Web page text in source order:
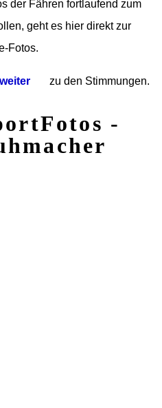
der Fähren fortlaufend zum
geht es hier direkt zur
Fotos.
weiter zu den Stimmungen.
-